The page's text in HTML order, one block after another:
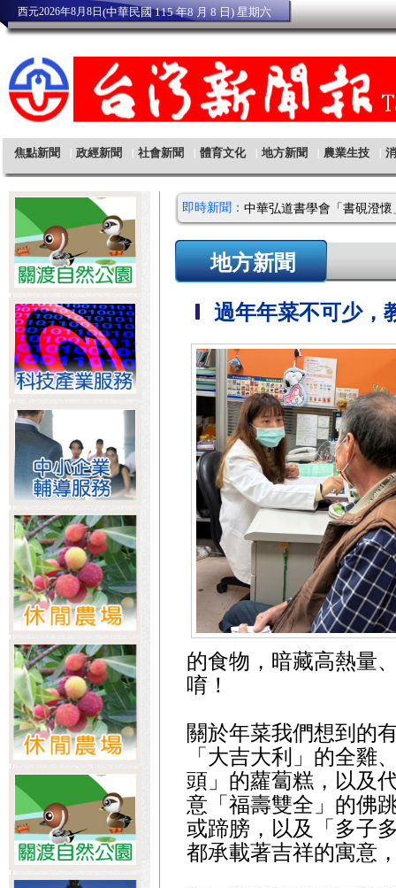
即時新聞：
地方新聞
過年年菜不可少，
的食物，暗藏高熱量
唷！
關於年菜我們想到的
「大吉大利」的全雞
頭」的蘿蔔糕，以及
意「福壽雙全」的佛
或蹄膀，以及「多子
都承載著吉祥的寓意